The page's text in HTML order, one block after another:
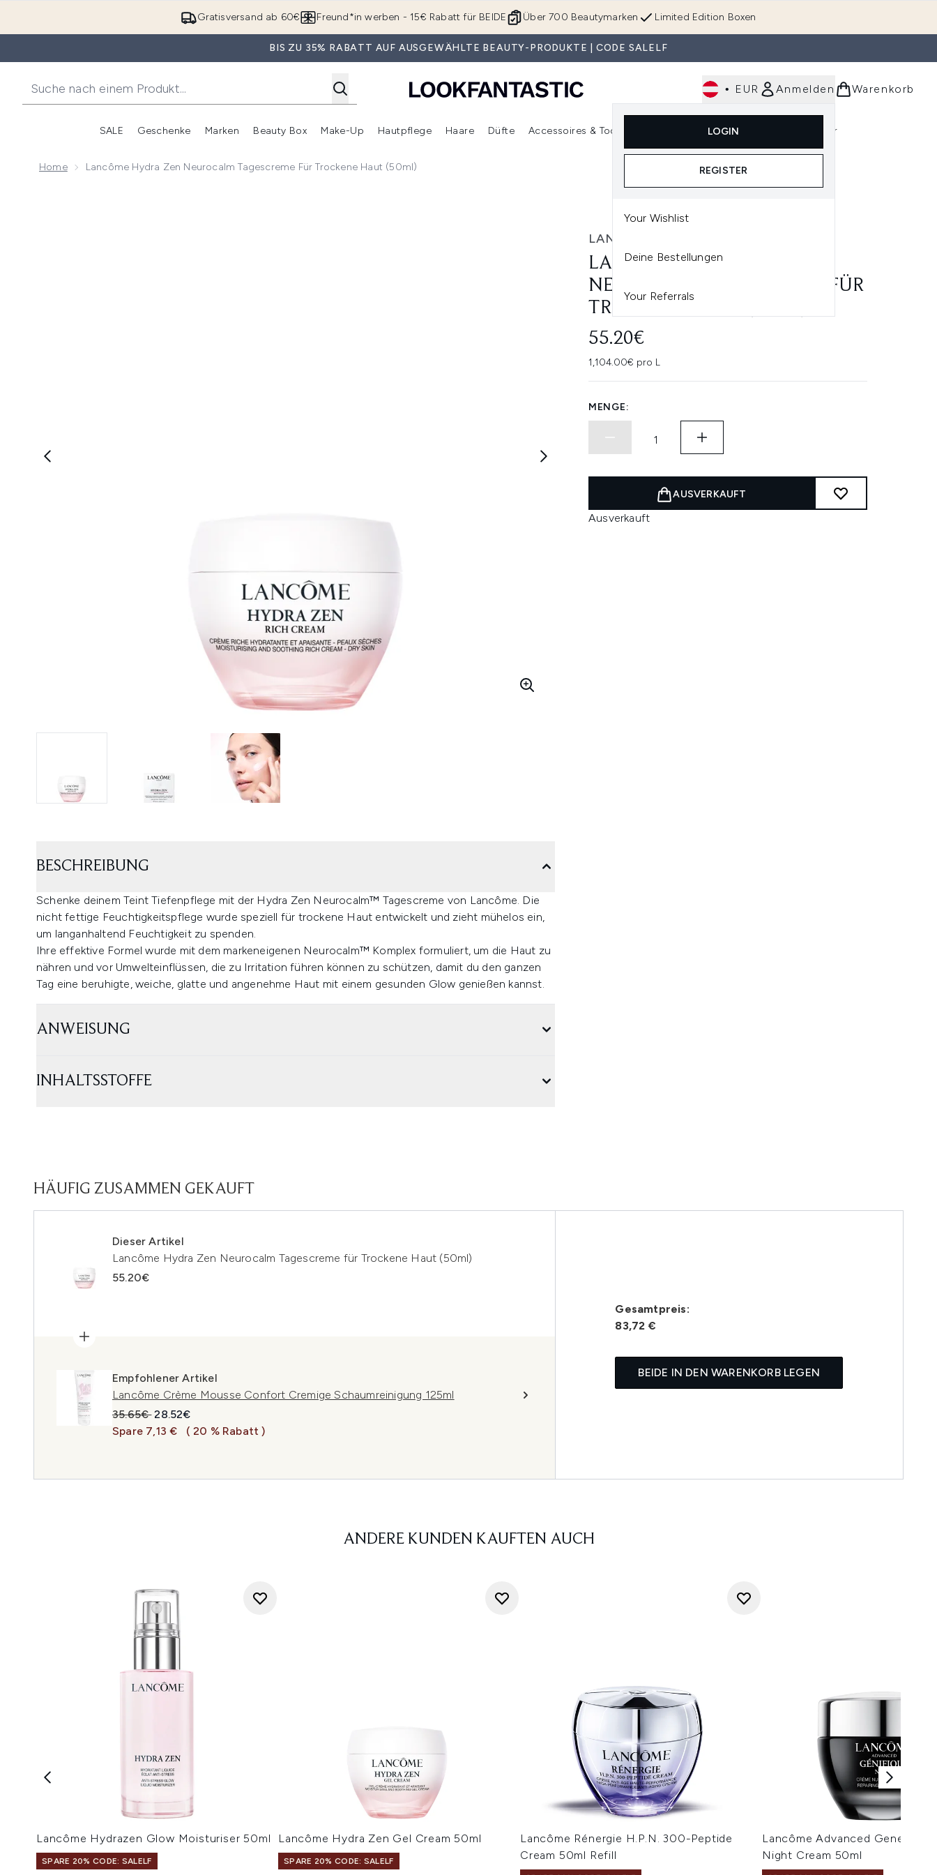
Zum Hauptinhalt springen
Gratisversand ab 60€ Limited Edition Boxen
Über 700 Beautymarken
Freund*in werben - 15€ Rabatt für BEIDE
BIS ZU 35% RABATT AUF AUSGEWÄHLTE BEAUTY-PRODUKTE | CODE SALELF
• EUR Anmelden
LOGIN
REGISTER
Your Wishlist
Deine Bestellungen
Your Referrals
Warenkorb
SALE
Untermenü Anmelden (SALE)
Geschenke
Untermenü Anmelden (Geschenke)
Marken
Untermenü Anmelden (Marken)
Beauty Box
Untermenü Anmelden (Beauty Box)
Make-Up
Untermenü Anmelden (Make-Up)
Hautpflege
Untermenü Anmelden (Hautpflege)
Haare
Untermenü Anmelden (Haare)
Düfte Accessoires & Tools
Untermenü Anmelden (Accessoires & Tools)
Im Trend & Neu Männer
Home Lancôme Hydra Zen Neurocalm Tagescreme Für Trockene Haut (50ml)
LANCÔME
LANCÔME HYDRA ZEN
NEUROCALM TAGESCREME FÜR
TROCKENE HAUT (50ML)
55.20€
1,104.00€ pro L
MENGE:
AUSVERKAUFT
Ausverkauft
BESCHREIBUNG
Schenke deinem Teint Tiefenpflege mit der Hydra Zen Neurocalm™ Tagescreme von Lancôme. Die
nicht fettige Feuchtigkeitspflege wurde speziell für trockene Haut entwickelt und zieht mühelos ein,
um langanhaltend Feuchtigkeit zu spenden.
Ihre effektive Formel wurde mit dem markeneigenen Neurocalm™ Komplex formuliert, um die Haut zu
nähren und vor Umwelteinflüssen, die zu Irritation führen können zu schützen, damit du den ganzen
Tag eine beruhigte, weiche, glatte und angenehme Haut mit einem gesunden Glow genießen kannst.
ANWEISUNG
INHALTSSTOFFE
HÄUFIG ZUSAMMEN GEKAUFT
Dieser Artikel
Lancôme Hydra Zen Neurocalm Tagescreme für Trockene Haut (50ml)
55.20€
Empfohlener Artikel
Lancôme Crème Mousse Confort Cremige Schaumreinigung 125ml
Unverbindliche Preisempfehlung:
35.65€Aktueller Preis:
28.52€
Spare 7,13 €
( 20 % Rabatt )
Gesamtpreis:
83,72 €
BEIDE IN DEN WARENKORB LEGEN
ANDERE KUNDEN KAUFTEN AUCH
Lancôme Hydrazen Glow Moisturiser 50ml
SPARE 20% CODE: SALELF
Lancôme Hydra Zen Gel Cream 50ml
SPARE 20% CODE: SALELF
Lancôme Rénergie H.P.N. 300-Peptide
Cream 50ml Refill
Lancôme Advanced Genefique
Night Cream 50ml